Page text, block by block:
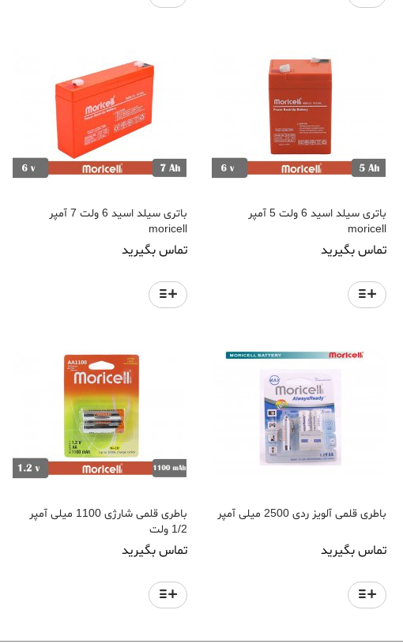
باتری سیلد اسید 6 ولت 5 آمپر
moricell
تماس بگیرید
باتری سیلد اسید 6 ولت 7 آمپر
moricell
تماس بگیرید
باطری قلمی آلویز ردی 2500 میلی آمپر
تماس بگیرید
باطری قلمی شارژی 1100 میلی آمپر
1/2 ولت
تماس بگیرید